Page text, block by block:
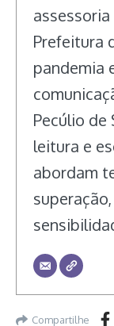
Prefeitura
pandemia
Pecúlio de
leitura e
abordam
Compartilhe